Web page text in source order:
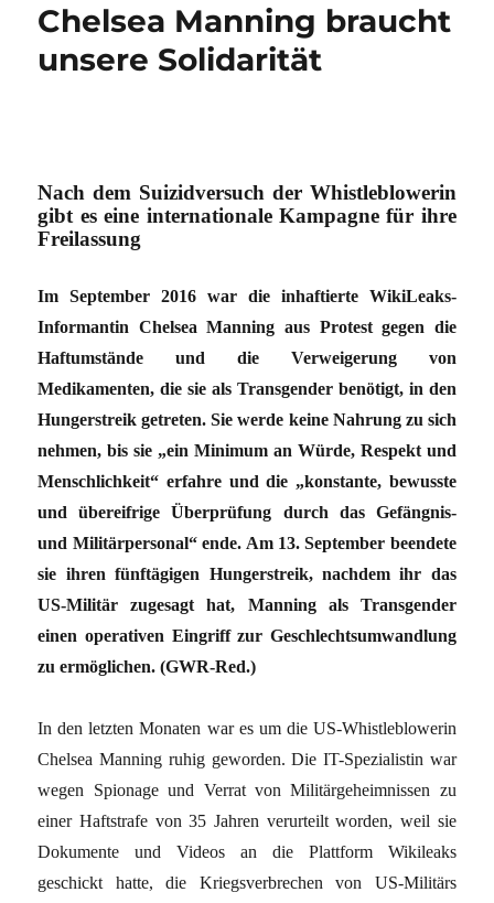
Chelsea Manning braucht
unsere Solidarität
Nach dem Suizidversuch der Whistleblowerin
gibt es eine internationale Kampagne für ihre
Freilassung
Im September 2016 war die inhaftierte WikiLeaks-
Informantin Chelsea Manning aus Protest gegen die
Haftumstände und die Verweigerung von
Medikamenten, die sie als Transgender benötigt, in den
Hungerstreik getreten. Sie werde keine Nahrung zu sich
nehmen, bis sie „ein Minimum an Würde, Respekt und
Menschlichkeit“ erfahre und die „konstante, bewusste
und übereifrige Überprüfung durch das Gefängnis-
und Militärpersonal“ ende. Am 13. September beendete
sie ihren fünftägigen Hungerstreik, nachdem ihr das
US-Militär zugesagt hat, Manning als Transgender
einen operativen Eingriff zur Geschlechtsumwandlung
zu ermöglichen. (GWR-Red.)
In den letzten Monaten war es um die US-Whistleblowerin
Chelsea Manning ruhig geworden. Die IT-Spezialistin war
wegen Spionage und Verrat von Militärgeheimnissen zu
einer Haftstrafe von 35 Jahren verurteilt worden, weil sie
Dokumente und Videos an die Plattform Wikileaks
geschickt hatte, die Kriegsverbrechen von US-Militärs